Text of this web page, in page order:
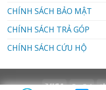
CHÍNH SÁCH BẢO MẬT
CHÍNH SÁCH TRẢ GÓP
CHÍNH SÁCH CỨU HỘ